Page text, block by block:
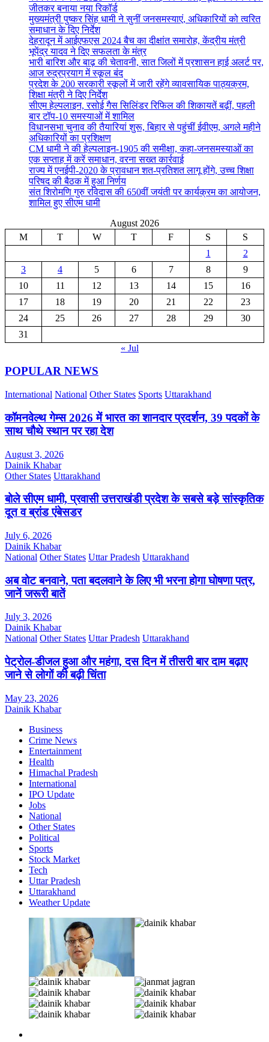
जीतकर बनाया नया रिकॉर्ड
मुख्यमंत्री पुष्कर सिंह धामी ने सुनीं जनसमस्याएं, अधिकारियों को त्वरित
समाधान के दिए निर्देश
देहरादून में आईएफएस 2024 बैच का दीक्षांत समारोह, केंद्रीय मंत्री
भूपेंद्र यादव ने दिए सफलता के मंत्र
भारी बारिश और बाढ़ की चेतावनी, सात जिलों में प्रशासन हाई अलर्ट पर,
आज रुद्रप्रयाग में स्कूल बंद
प्रदेश के 200 सरकारी स्कूलों में जारी रहेंगे व्यावसायिक पाठ्यक्रम,
शिक्षा मंत्री ने दिए निर्देश
सीएम हेल्पलाइन, रसोई गैस सिलिंडर रिफिल की शिकायतें बढ़ीं, पहली
बार टॉप-10 समस्याओं में शामिल
विधानसभा चुनाव की तैयारियां शुरू, बिहार से पहुंचीं ईवीएम, अगले महीने
अधिकारियों का प्रशिक्षण
CM धामी ने की हेल्पलाइन-1905 की समीक्षा, कहा-जनसमस्याओं का
एक सप्ताह में करें समाधान, वरना सख्त कार्रवाई
राज्य में एनईपी-2020 के प्रावधान शत-प्रतिशत लागू होंगे, उच्च शिक्षा
परिषद की बैठक में हुआ निर्णय
संत शिरोमणि गुरु रविदास की 650वीं जयंती पर कार्यक्रम का आयोजन,
शामिल हुए सीएम धामी
August 2026
M
T W T F S
S
1
2
3
4 5 6 7 8
9
10
11 12 13 14 15
16
17
18 19 20 21 22
23
24
25 26 27 28 29
30
31
« Jul
POPULAR NEWS
International National Other States Sports Uttarakhand
कॉमनवेल्थ गेम्स 2026 में भारत का शानदार प्रदर्शन, 39 पदकों के
साथ चौथे स्थान पर रहा देश
August 3, 2026
Dainik Khabar
Other States Uttarakhand
बोले सीएम धामी, प्रवासी उत्तराखंडी प्रदेश के सबसे बड़े सांस्कृतिक
दूत व ब्रांड एंबेसडर
July 6, 2026
Dainik Khabar
National Other States Uttar Pradesh Uttarakhand
अब वोट बनवाने, पता बदलवाने के लिए भी भरना होगा घोषणा पत्र,
जानें जरूरी बातें
July 3, 2026
Dainik Khabar
National Other States Uttar Pradesh Uttarakhand
पेट्रोल-डीजल हुआ और महंगा, दस दिन में तीसरी बार दाम बढ़ाए
जाने से लोगों की बढ़ी चिंता
May 23, 2026
Dainik Khabar
Business
Crime News
Entertainment
Health
Himachal Pradesh
International
IPO Update
Jobs
National
Other States
Political
Sports
Stock Market
Tech
Uttar Pradesh
Uttarakhand
Weather Update